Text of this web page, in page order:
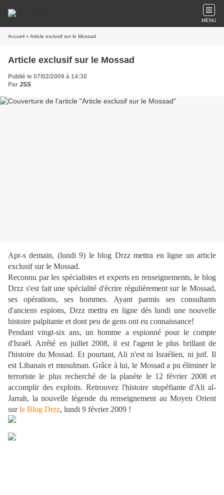
MENU
Accueil » Article exclusif sur le Mossad
Article exclusif sur le Mossad
Publié le 07/02/2009 à 14:30
Par JSS
Apr-s demain, (lundi 9) le blog Drzz mettra en ligne un article
exclusif sur le Mossad.
Reconnu par les spécialistes et experts en renseignements, le blog
Drzz s'est fait une spécialité d'écrire régulièrement sur le Mossad,
ses opérations, ses hommes. Ayant parmis ses consultants
d'anciens espions, Drzz mettra en ligne dès lundi une nouvelle
histoire palpitante et dont peu de gens ont eu connaissance!
Pendant vingt-six ans, un homme a espionné pour le compte
d'Israël. Arrêté en juillet 2008, il est l'agent le plus brillant de
l'histoire du Mossad. Et pourtant, Ali n'est ni Israélien, ni juif. Il
est Libanais et musulman. Grâce à lui, le Mossad a pu éliminer le
terroriste le plus recherché de la planète le 12 février 2008 et
accomplir des exploits. Retrouvez l'histoire stupéfiante d'Ali al-
Jarrah, la nouvelle légende du renseignement au Moyen Orient
surle Blog Drzz, lundi 9 février 2009 !